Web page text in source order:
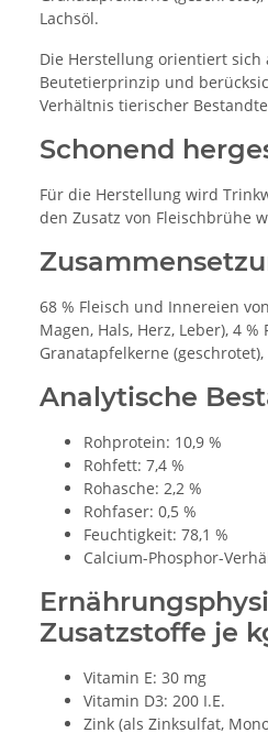
Lachsöl.
Die Herstellung orientiert sich
Beutetierprinzip und
Verhältnis tierischer
Schonend
Für die Herstellung wird
den Zusatz von Fleischbrühe
68 % Fleisch und Innereien
Magen, Hals, Herz, Leber), 4 %
Granatapfelkerne
Analytische
Rohprotein: 10,9 %
Rohfett: 7,4 %
Rohasche: 2,2 %
Rohfaser: 0,5 %
Feuchtigkeit: 78,1 %
Calcium-Phosphor-
Zusatzstoffe je
Vitamin E: 30 mg
Vitamin D3: 200 I.E.
Zink (als Zinksulfat,